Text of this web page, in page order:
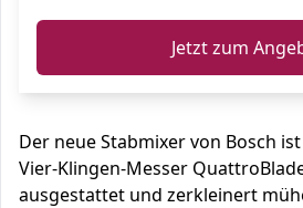
Jetzt zum
Der neue Stabmixer von Bosch
Vier-Klingen-Messer
ausgestattet und zerkleinert